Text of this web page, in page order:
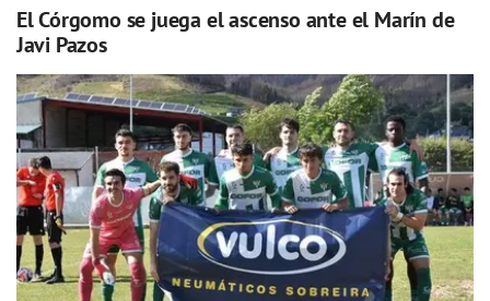
El Córgomo se juega el ascenso ante el Marín de
Javi Pazos